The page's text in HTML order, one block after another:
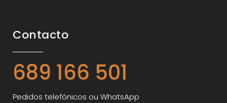
Contacto
689 166 501
Pedidos telefónicos ou WhatsApp